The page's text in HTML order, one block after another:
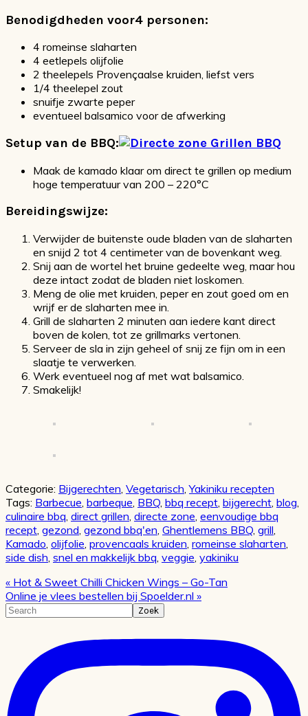
Benodigdheden voor4 personen:
4 romeinse slaharten
4 eetlepels olijfolie
2 theelepels Provençaalse kruiden, liefst vers
1/4 theelepel zout
snuifje zwarte peper
eventueel balsamico voor de afwerking
Setup van de BBQ:
Maak de kamado klaar om direct te grillen op medium
hoge temperatuur van 200 – 220°C
Bereidingswijze:
Verwijder de buitenste oude bladen van de slaharten
en snijd 2 tot 4 centimeter van de bovenkant weg.
Snij aan de wortel het bruine gedeelte weg, maar hou
deze intact zodat de bladen niet loskomen.
Meng de olie met kruiden, peper en zout goed om en
wrijf er de slaharten mee in.
Grill de slaharten 2 minuten aan iedere kant direct
boven de kolen, tot ze grillmarks vertonen.
Serveer de sla in zijn geheel of snij ze fijn om in een
slaatje te verwerken.
Werk eventueel nog af met wat balsamico.
Smakelijk!
Categorie: Bijgerechten, Vegetarisch,Yakiniku recepten
Tags: Barbecue, barbeque, BBQ, bbq recept, bijgerecht, blog,
culinaire bbq, direct grillen, directe zone, eenvoudige bbq
recept, gezond, gezond bbq'en, Ghentlemens BBQ, grill,
Kamado, olijfolie, provencaals kruiden, romeinse slaharten,
side dish, snel en makkelijk bbq, veggie, yakiniku
Vorig
bericht:
« Hot & Sweet Chilli Chicken Wings – Go-Tan
Volgend
bericht:
Online je vlees bestellen bij Spoelder.nl »
Primaire
Search